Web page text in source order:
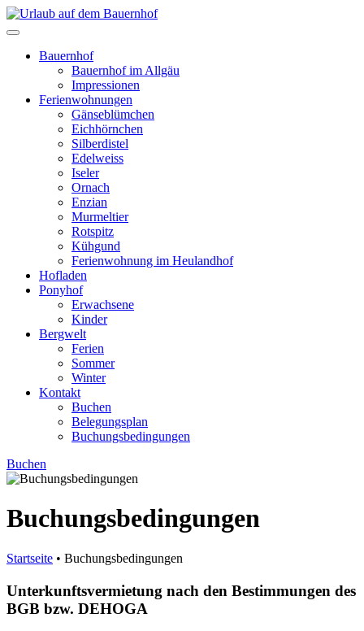
Weiter
zum
Bauernhof
Bauernhof im Allgäu
Impressionen
Ferienwohnungen
Gänseblümchen
Eichhörnchen
Silberdistel
Edelweiss
Iseler
Ornach
Enzian
Murmeltier
Rotspitz
Kühgund
Ferienwohnung im Heulandhof
Hofladen
Ponyhof
Erwachsene
Kinder
Bergwelt
Ferien
Sommer
Winter
Kontakt
Buchen
Belegungsplan
Buchungsbedingungen
Buchen
Buchungsbedingungen
Startseite • Buchungsbedingungen
Unterkunftsvermietung nach den Bestimmungen des
BGB bzw. DEHOGA